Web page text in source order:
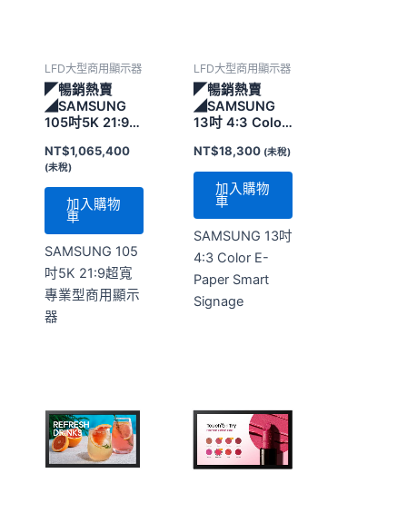
LFD大型商用顯示器
◤暢銷熱賣
◢SAMSUNG
105吋5K 21:9超
示器
NT$1,065,400
(未稅)
加入購物
車
SAMSUNG 105
吋5K 21:9超寬
專業型商用顯示
器
LFD大型商用顯示器
◤暢銷熱賣
◢SAMSUNG
13吋 4:3 Color
Signage
NT$18,300 (未稅)
加入購物
車
SAMSUNG 13吋
4:3 Color E-
Paper Smart
Signage